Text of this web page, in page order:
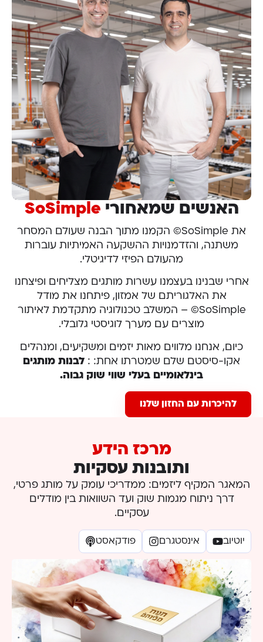
האנשים שמאחורי SoSimple
את SoSimple© הקמנו מתוך הבנה שעולם המסחר
משתנה, והזדמנויות ההשקעה האמיתיות עוברות
מהעולם הפיזי לדיגיטלי.
אחרי שבנינו בעצמנו עשרות מותגים מצליחים ופיצחנו
את האלגוריתם של אמזון, פיתחנו את מודל
SoSimple© – המשלב טכנולוגיה מתקדמת לאיתור
מוצרים עם מערך לוגיסטי גלובלי.
כיום, אנחנו מלווים מאות יזמים ומשקיעים, ומנהלים
אקו-סיסטם שלם שמטרתו אחת: : לבנות מותגים
בינלאומיים בעלי שווי שוק גבוה.
להיכרות עם החזון שלנו
מרכז הידע
ותובנות עסקיות
המאגר המקיף ליזמים: ממדריכי עומק על מותג פרטי,
דרך ניתוח מגמות שוק ועד השוואות בין מודלים
עסקיים.
יוטיוב אינסטגרם פודקאסט